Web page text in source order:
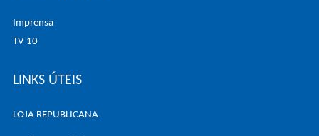
Imprensa
TV 10
LINKS ÚTEIS
LOJA REPUBLICANA